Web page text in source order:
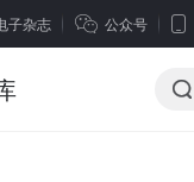
子杂志 公众号